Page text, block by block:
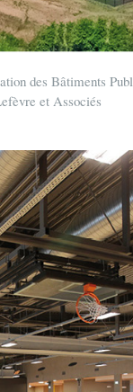
des Bâtiments
et Associés